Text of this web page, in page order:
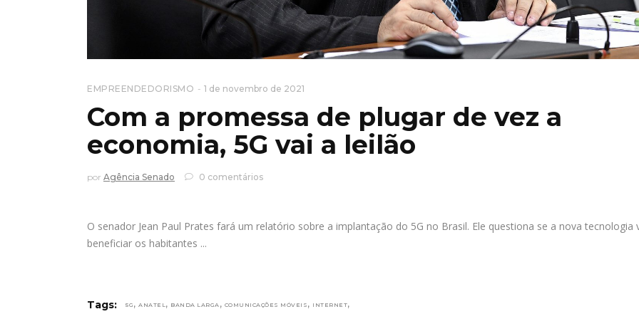
EMPREENDEDORISMO 1 de novembro de 2021
Com a promessa de plugar de vez a
economia, 5G vai a leilão
por Agência Senado 0 comentários
O senador Jean Paul Prates fará um relatório sobre a implantação do 5G no Brasil. Ele questiona se a nova tecnologia
beneficiar os habitantes
Tags: 5G , ANATEL, BANDA LARGA , COMUNICAÇÕES MÓVEIS , INTERNET,